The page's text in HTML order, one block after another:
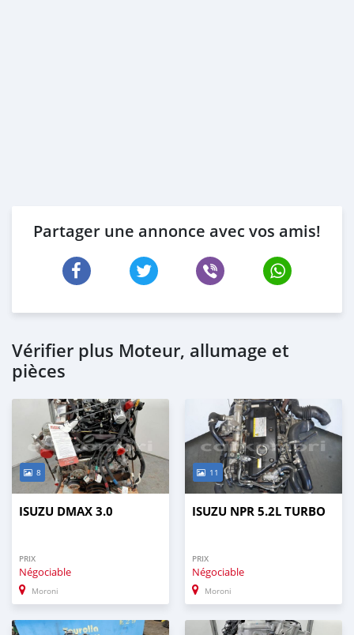
Partager une annonce avec vos amis!
Vérifier plus Moteur, allumage et
pièces
8
ISUZU DMAX 3.0
PRIX
Négociable
Moroni
11
ISUZU NPR 5.2L TURBO
PRIX
Négociable
Moroni